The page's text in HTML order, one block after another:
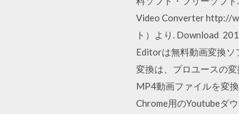
Video Converter http://
ト）より. Download
Editorは無料動画変換
変換は、プロユースの
MP4動画ファイルを変
Chrome用のYoutubeダ